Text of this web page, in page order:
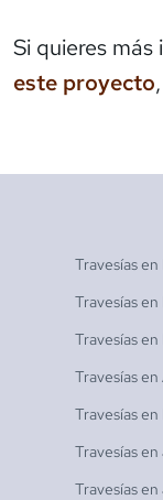
Si quieres
este proyecto,
Travesías en
Travesías en
Travesías en
Travesías en
Travesías en
Travesías en
Travesías en